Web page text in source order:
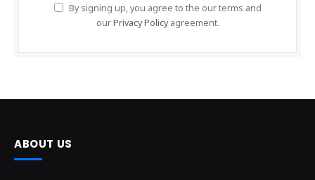
By signing up, you agree to the our terms and
ourPrivacy Policyagreement.
ABOUT US